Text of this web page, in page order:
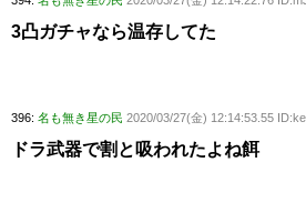
3凸ガチャなら温存してた
396: 名も無き星の民 2020/03/27(金) 12:14:53.55
ドラ武器で割と吸われたよね餌